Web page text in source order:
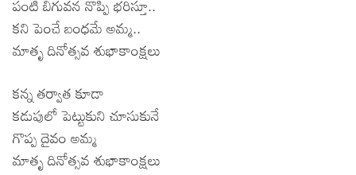
పంటి బిగువన నొప్పి భరిస్తూ..
కని పెంచే బంధమే అమ్మ..
మాతృ దినోత్సవ శుభాకాంక్షలు
కన్న తర్వాత కూడా
కడుపులో పెట్టుకుని చూసుకునే
గొప్ప దైవం అమ్మ
మాతృ దినోత్సవ శుభాకాంక్షలు